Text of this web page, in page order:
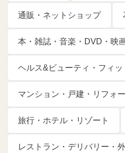
通販・ネットショップ
本・雑誌・音楽・DVD・映
ヘルス&ビューティ・フィッ
マンション・戸建・リフォ
旅行・ホテル・リゾート
レストラン・デリバリー・